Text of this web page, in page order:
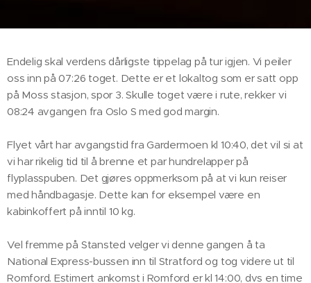
Endelig skal verdens dårligste tippelag på tur igjen. Vi peiler
oss inn på 07:26 toget. Dette er et lokaltog som er satt opp
på Moss stasjon, spor 3. Skulle toget være i rute, rekker vi
08:24 avgangen fra Oslo S med god margin.
Flyet vårt har avgangstid fra Gardermoen kl 10:40, det vil si at
vi har rikelig tid til å brenne et par hundrelapper på
flyplasspuben. Det gjøres oppmerksom på at vi kun reiser
med håndbagasje. Dette kan for eksempel være en
kabinkoffert på inntil 10 kg.
Vel fremme på Stansted velger vi denne gangen å ta
National Express-bussen inn til Stratford og tog videre ut til
Romford. Estimert ankomst i Romford er kl 14:00, dvs en time